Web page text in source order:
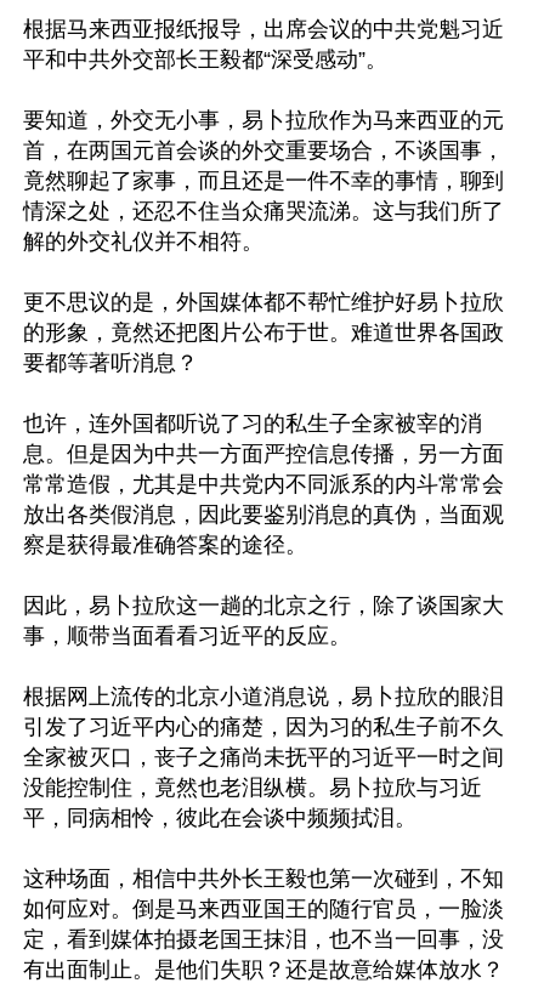
根据马来西亚报纸报导，出席会议的中共党魁习近
平和中共外交部长王毅都“深受感动”。
要知道，外交无小事，易卜拉欣作为马来西亚的元
首，在两国元首会谈的外交重要场合，不谈国事，
竟然聊起了家事，而且还是一件不幸的事情，聊到
情深之处，还忍不住当众痛哭流涕。这与我们所了
解的外交礼仪并不相符。
更不思议的是，外国媒体都不帮忙维护好易卜拉欣
的形象，竟然还把图片公布于世。难道世界各国政
要都等著听消息？
也许，连外国都听说了习的私生子全家被宰的消
息。但是因为中共一方面严控信息传播，另一方面
常常造假，尤其是中共党内不同派系的内斗常常会
放出各类假消息，因此要鉴别消息的真伪，当面观
察是获得最准确答案的途径。
因此，易卜拉欣这一趟的北京之行，除了谈国家大
事，顺带当面看看习近平的反应。
根据网上流传的北京小道消息说，易卜拉欣的眼泪
引发了习近平内心的痛楚，因为习的私生子前不久
全家被灭口，丧子之痛尚未抚平的习近平一时之间
没能控制住，竟然也老泪纵横。易卜拉欣与习近
平，同病相怜，彼此在会谈中频频拭泪。
这种场面，相信中共外长王毅也第一次碰到，不知
如何应对。倒是马来西亚国王的随行官员，一脸淡
定，看到媒体拍摄老国王抹泪，也不当一回事，没
有出面制止。是他们失职？还是故意给媒体放水？